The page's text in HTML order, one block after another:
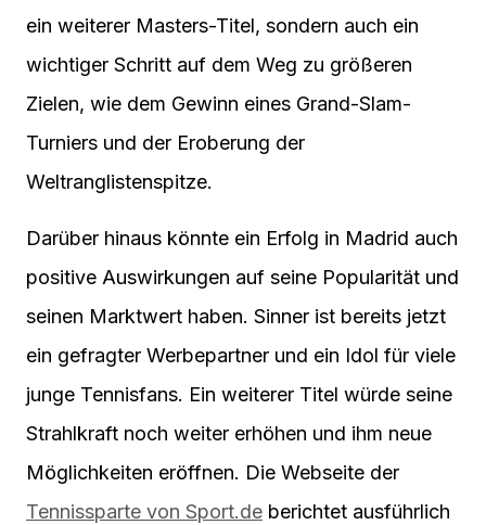
ein weiterer Masters-Titel, sondern auch ein
wichtiger Schritt auf dem Weg zu größeren
Zielen, wie dem Gewinn eines Grand-Slam-
Turniers und der Eroberung der
Weltranglistenspitze.
Darüber hinaus könnte ein Erfolg in Madrid auch
positive Auswirkungen auf seine Popularität und
seinen Marktwert haben. Sinner ist bereits jetzt
ein gefragter Werbepartner und ein Idol für viele
junge Tennisfans. Ein weiterer Titel würde seine
Strahlkraft noch weiter erhöhen und ihm neue
Möglichkeiten eröffnen. Die Webseite der
Tennissparte von Sport.de berichtet ausführlich